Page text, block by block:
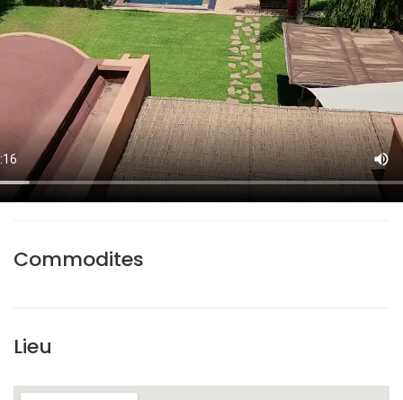
Commodites
Lieu